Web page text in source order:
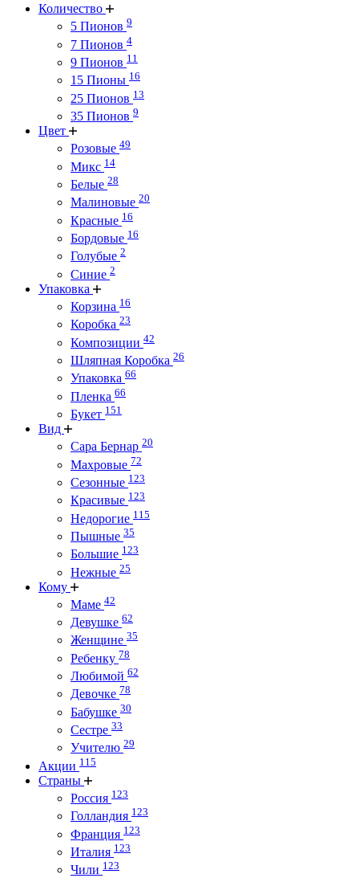
Количество
5 Пионов 9
7 Пионов 4
9 Пионов 11
15 Пионы 16
25 Пионов 13
35 Пионов 9
Цвет
Розовые 49
Микс 14
Белые 28
Малиновые 20
Красные 16
Бордовые 16
Голубые 2
Синие 2
Упаковка
Корзина 16
Коробка 23
Композиции 42
Шляпная Коробка 26
Упаковка 66
Пленка 66
Букет 151
Вид
Сара Бернар 20
Махровые 72
Сезонные 123
Красивые 123
Недорогие 115
Пышные 35
Большие 123
Нежные 25
Кому
Маме 42
Девушке 62
Женщине 35
Ребенку 78
Любимой 62
Девочке 78
Бабушке 30
Сестре 33
Учителю 29
Акции 115
Страны
Россия 123
Голландия 123
Франция 123
Италия 123
Чили 123